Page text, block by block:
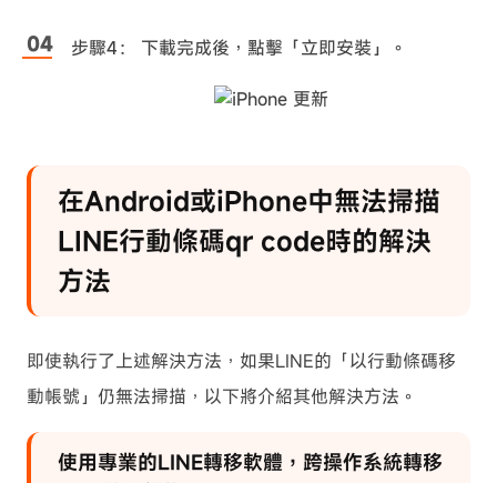
步驟4： 下載完成後，點擊「立即安裝」。
在Android或iPhone中無法掃描
LINE行動條碼qr code時的解決
方法
即使執行了上述解決方法，如果LINE的「以行動條碼移
動帳號」仍無法掃描，以下將介紹其他解決方法。
使用專業的LINE轉移軟體，跨操作系統轉移